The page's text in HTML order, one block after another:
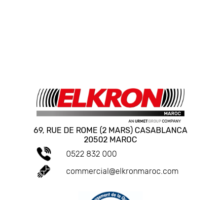
69, RUE DE ROME (2 MARS) CASABLANCA
20502 MAROC
0522 832 000
commercial@elkronmaroc.com